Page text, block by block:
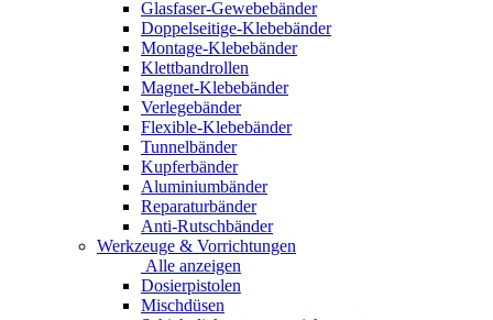
Glasfaser-Gewebebänder
Doppelseitige-Klebebänder
Montage-Klebebänder
Klettbandrollen
Magnet-Klebebänder
Verlegebänder
Flexible-Klebebänder
Tunnelbänder
Kupferbänder
Aluminiumbänder
Reparaturbänder
Anti-Rutschbänder
Werkzeuge & Vorrichtungen
Alle anzeigen
Dosierpistolen
Mischdüsen